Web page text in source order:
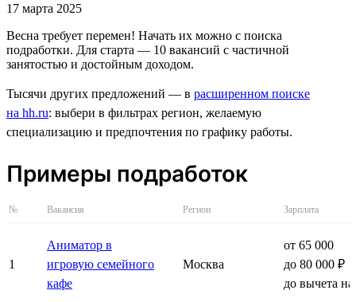
17 марта 2025
Весна требует перемен! Начать их можно с поиска
подработки. Для старта — 10 вакансий с частичной
занятостью и достойным доходом.
Тысячи других предложений — в расширенном поиске
на hh.ru: выбери в фильтрах регион, желаемую
специализацию и предпочтения по графику работы.
Примеры подработок
№ Вакансия Регион Зарплата
1
Аниматор в
игровую семейного
кафе
Москва
от 65 000
до 80 000 ₽
до вычета